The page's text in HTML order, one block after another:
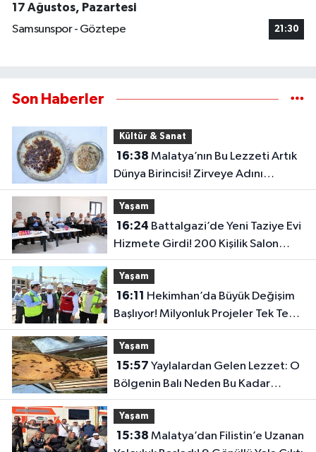
17 Ağustos, Pazartesi
Samsunspor - Göztepe
21:30
Son Haberler
Kültür & Sanat
16:38
Dünya Birincisi! Zirveye Adını
Yazdırdı
Yaşam
16:24
Hizmete Girdi! 200 Kişilik Salon
Dikkat Çekti
Yaşam
16:11
Başlıyor! Milyonluk Projeler Tek Tek
Hayata Geçiyor
Yaşam
15:57
Bölgenin Balı Neden Bu Kadar
Özel?
Yaşam
15:38